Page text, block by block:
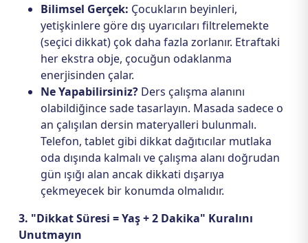
Bilimsel Gerçek: Çocukların beyinleri,
yetişkinlere göre dış uyarıcıları filtrelemekte
(seçici dikkat) çok daha fazla zorlanır. Etraftaki
her ekstra obje, çocuğun odaklanma
enerjisinden çalar.
Ne Yapabilirsiniz? Ders çalışma alanını
olabildiğince sade tasarlayın. Masada sadece o
an çalışılan dersin materyalleri bulunmalı.
Telefon, tablet gibi dikkat dağıtıcılar mutlaka
oda dışında kalmalı ve çalışma alanı doğrudan
gün ışığı alan ancak dikkati dışarıya
çekmeyecek bir konumda olmalıdır.
3. "Dikkat Süresi = Yaş + 2 Dakika" Kuralını
Unutmayın